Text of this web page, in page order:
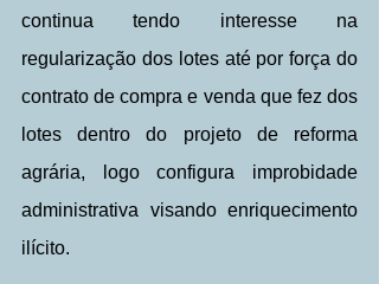
continua tendo interesse na
regularização dos lotes até por força do
contrato de compra e venda que fez dos
lotes dentro do projeto de reforma
agrária, logo configura improbidade
administrativa visando enriquecimento
ilícito.